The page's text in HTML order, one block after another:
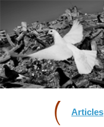
Articles